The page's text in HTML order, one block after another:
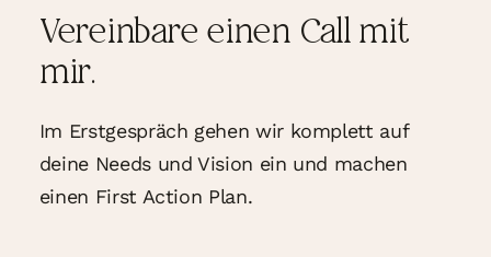
Vereinbare einen Call mit
mir.
Im Erstgespräch gehen wir komplett auf
deine Needs und Vision ein und machen
einen First Action Plan.